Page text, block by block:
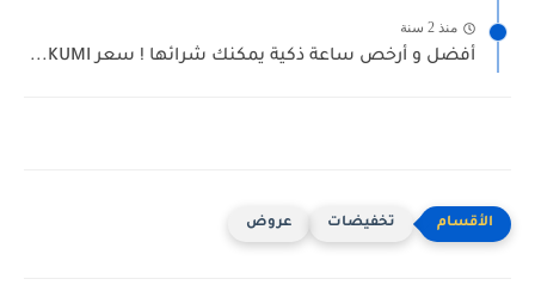
منذ 2 سنة
أفضل و أرخص ساعة ذكية يمكنك شرائها ! سعر KUMI...
تخفيضات عروض